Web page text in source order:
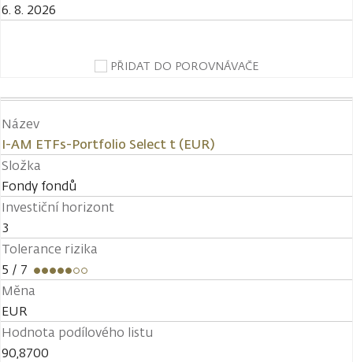
6. 8. 2026
PŘIDAT DO POROVNÁVAČE
Název
I-AM ETFs-Portfolio Select t (EUR)
Složka
Fondy fondů
Investiční horizont
3
Tolerance rizika
5 / 7
Měna
EUR
Hodnota podílového listu
90,8700